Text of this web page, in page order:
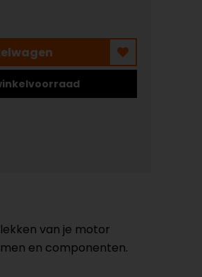
van je motor
en componenten.